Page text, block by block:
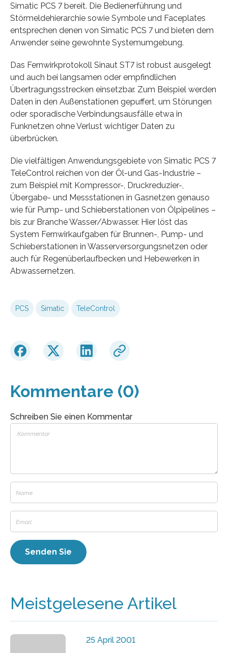
Simatic PCS 7 bereit. Die Bedienerführung und
Störmeldehierarchie sowie Symbole und Faceplates
entsprechen denen von Simatic PCS 7 und bieten dem
Anwender seine gewohnte Systemumgebung.
Das Fernwirkprotokoll Sinaut ST7 ist robust ausgelegt
und auch bei langsamen oder empfindlichen
Übertragungsstrecken einsetzbar. Zum Beispiel werden
Daten in den Außenstationen gepuffert, um Störungen
oder sporadische Verbindungsausfälle etwa in
Funknetzen ohne Verlust wichtiger Daten zu
überbrücken.
Die vielfältigen Anwendungsgebiete von Simatic PCS 7
TeleControl reichen von der Öl-und Gas-Industrie –
zum Beispiel mit Kompressor-, Druckreduzier-,
Übergabe- und Messstationen in Gasnetzen genauso
wie für Pump- und Schieberstationen von Ölpipelines –
bis zur Branche Wasser/Abwasser. Hier löst das
System Fernwirkaufgaben für Brunnen-, Pump- und
Schieberstationen in Wasserversorgungsnetzen oder
auch für Regenüberlaufbecken und Hebewerken in
Abwassernetzen.
PCS Simatic TeleControl
Kommentare (0)
Schreiben Sie einen Kommentar
Meistgelesene Artikel
25 April 2001